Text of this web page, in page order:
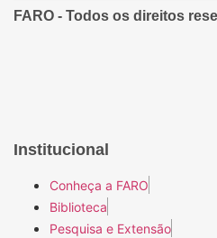
FARO - Todos os direitos
Institucional
Conheça a FARO
Biblioteca
Pesquisa e Extensão